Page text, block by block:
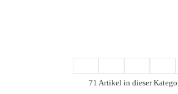
71 Artikel in dieser